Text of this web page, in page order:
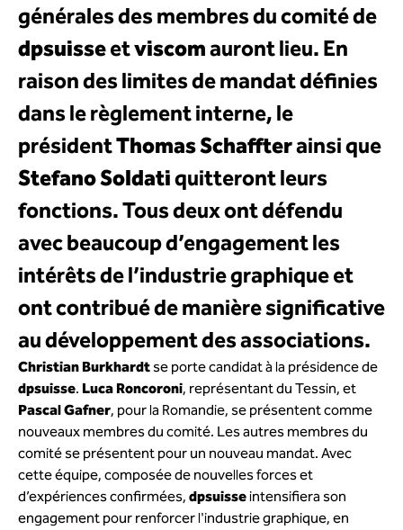
générales des membres du comité de
dpsuisseetviscomauront lieu. En
raison des limites de mandat définies
dans le règlement interne, le
présidentThomas Schaffterainsi que
Stefano Soldatiquitteront leurs
fonctions. Tous deux ont défendu
avec beaucoup d’engagement les
intérêts de l’industrie graphique et
ont contribué de manière significative
au développement des associations.
Christian Burkhardt se porte candidat à la présidence de
dpsuisse. Luca Roncoroni, représentant du Tessin, et
Pascal Gafner, pour la Romandie, se présentent comme
nouveaux membres du comité. Les autres membres du
comité se présentent pour un nouveau mandat. Avec
cette équipe, composée de nouvelles forces et
d’expériences confirmées, dpsuisseintensifiera son
engagement pour renforcer l'industrie graphique, en